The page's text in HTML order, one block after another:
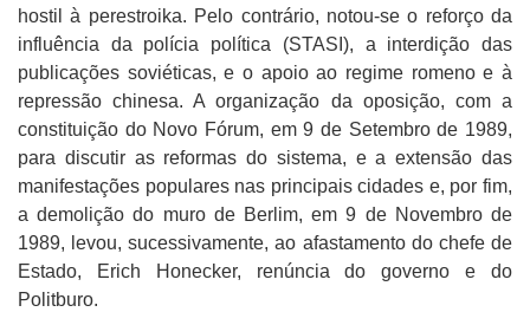
hostil à perestroika. Pelo contrário, notou-se o reforço da
influência da polícia política (STASI), a interdição das
publicações soviéticas, e o apoio ao regime romeno e à
repressão chinesa. A organização da oposição, com a
constituição do Novo Fórum, em 9 de Setembro de 1989,
para discutir as reformas do sistema, e a extensão das
manifestações populares nas principais cidades e, por fim,
a demolição do muro de Berlim, em 9 de Novembro de
1989, levou, sucessivamente, ao afastamento do chefe de
Estado, Erich Honecker, renúncia do governo e do
Politburo.